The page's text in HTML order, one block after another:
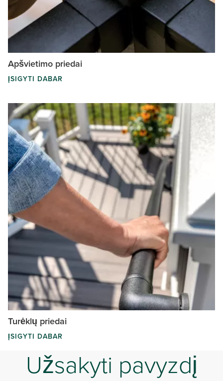
Apšvietimo priedai
ĮSIGYTI DABAR
Turėklų priedai
ĮSIGYTI DABAR
Užsakyti pavyzdį